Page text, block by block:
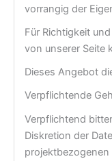
vorrangig der
Für Richtigkeit
von unserer Seite
Dieses Angebot
Verpflichtende
Verpflichtend
Diskretion der